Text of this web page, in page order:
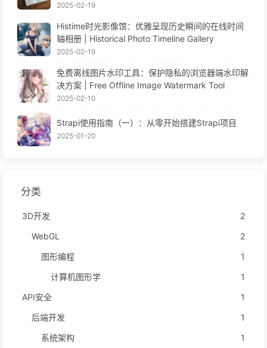
2025-02-19
Histime时光影像馆：优雅呈现历史瞬间的在线时间
轴相册 | Historical Photo Timeline Gallery
2025-02-19
免费离线图片水印工具：保护隐私的浏览器端水印解
决方案 | Free Offline Image Watermark Tool
2025-02-10
Strapi使用指南（一）：从零开始搭建Strapi项目
2025-01-20
分类
3D开发
2
WebGL
2
图形编程
1
计算机图形学
1
API安全
1
后端开发
1
系统架构
1